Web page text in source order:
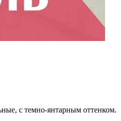
с темно-янтарным оттенком.